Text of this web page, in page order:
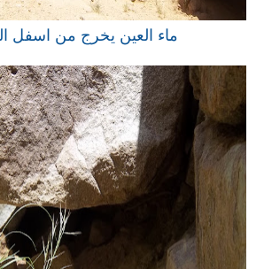
ماء العين يخرج من اسفل